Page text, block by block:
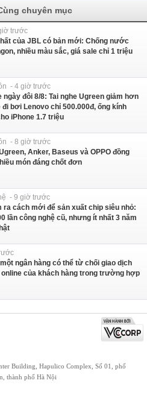
chuyên mục
trước
của JBL có bản mới: Chống nước
nhiều màu sắc, giá sale chỉ 1 triệu
- 4 giờ trước
ngày đôi 8/8: Tai nghe Ugreen giảm hơn
đi bơi Lenovo chỉ 500.000đ, ống kính
iPhone 1.7 triệu
- 8 giờ trước
Anker, Baseus và OPPO đồng
món đáng chốt đơn
- 9 giờ trước
ra cách mới để sản xuất chip siêu nhỏ:
lần công nghệ cũ, nhưng ít nhất 3 năm
ngân hàng có thể từ chối giao dịch
của khách hàng trong trường hợp
Building, Hapulico Complex, Số 01, phố
thành phố Hà Nội